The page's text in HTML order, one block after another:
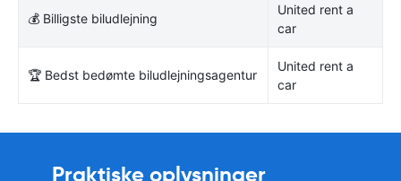
💰 Billigste biludlejning
United rent a
car
🏆 Bedst bedømte biludlejningsagentur
United rent a
car
Praktiske oplysninger